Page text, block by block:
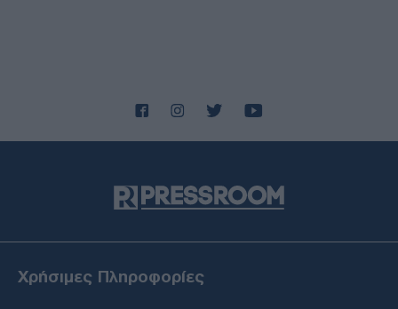
Χρήσιμες Πληροφορίες